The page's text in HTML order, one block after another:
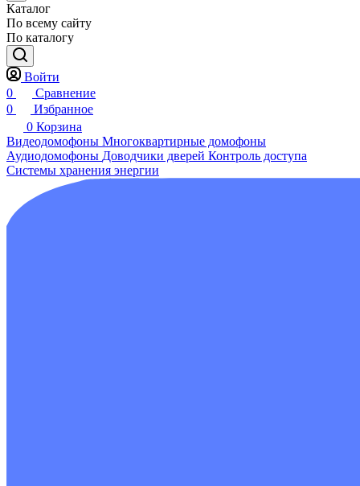
Каталог
По всему сайту
По каталогу
Войти
0
Сравнение
0
Избранное
0 Корзина
Видеодомофоны Многоквартирные домофоны
Аудиодомофоны Доводчики дверей Контроль доступа
Системы хранения энергии